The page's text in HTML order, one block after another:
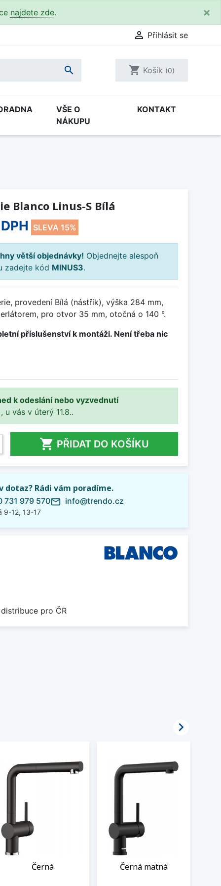
najdete zde. ×
 Přihlásit se
 shopping_cart Košík (0)
VŠE O
NÁKUPU
KONTAKT
Blanco Linus-S Bílá
SLEVA 15%
větší objednávky! Objednejte alespoň
zadejte kód MINUS3.
provedení Bílá (nástřik), výška 284 mm,
pro otvor 35 mm, otočná o 140 °.
příslušenství k montáži. Není třeba nic
k odeslání nebo vyzvednutí
u vás v úterý 11.8..
 PŘIDAT DO KOŠÍKU
dotaz? Rádi vám poradíme.
731 979 570
9-12, 13-17
mail_outline info@trendo.cz
pro ČR
Černá Černá matná
